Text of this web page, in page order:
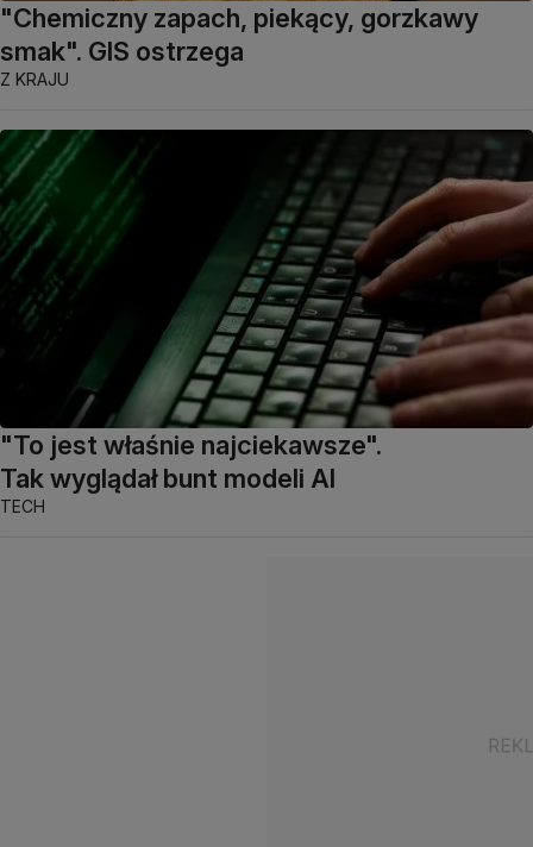
"Chemiczny zapach, piekący, gorzkawy
smak". GIS ostrzega
Z KRAJU
"To jest właśnie najciekawsze".
Tak wyglądał bunt modeli AI
TECH